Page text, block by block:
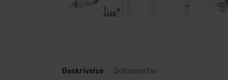
Beskrivelse Dokumenter